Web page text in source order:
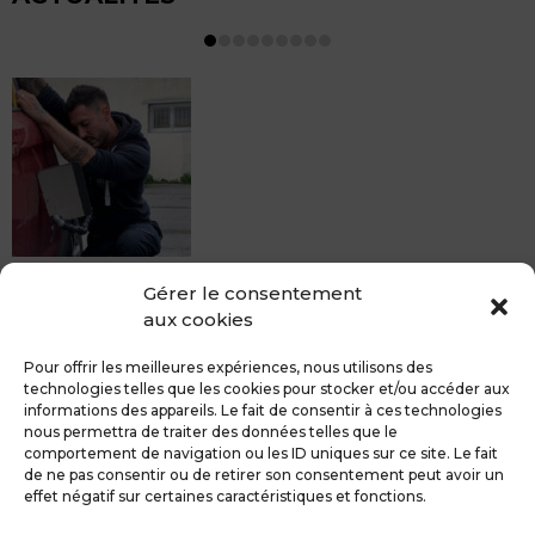
Gérer le consentement
aux cookies
Pour offrir les meilleures expériences, nous utilisons des
technologies telles que les cookies pour stocker et/ou accéder aux
informations des appareils. Le fait de consentir à ces technologies
nous permettra de traiter des données telles que le
comportement de navigation ou les ID uniques sur ce site. Le fait
de ne pas consentir ou de retirer son consentement peut avoir un
effet négatif sur certaines caractéristiques et fonctions.
peinture, sans rendez-vous mais Avec le sourire :)
du débosselage vous accueille sans rendez-...
MDCS GROUPE
Mentions légales